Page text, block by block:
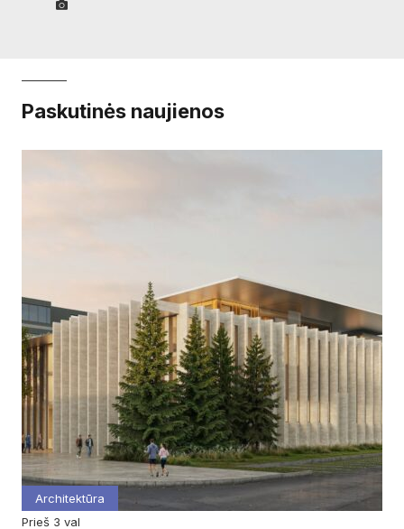
Paskutinės naujienos
Architektūra
prieš 3 val